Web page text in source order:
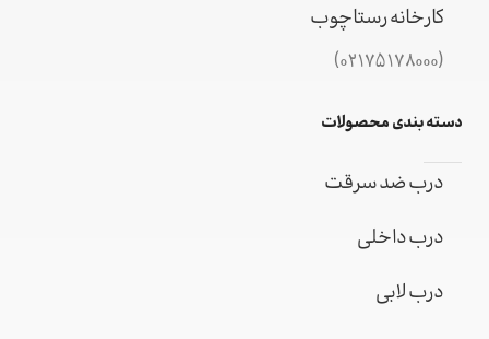
کارخانه رستاچوب
(02175178000)
دسته بندی محصولات
درب ضد سرقت
درب داخلی
درب لابی